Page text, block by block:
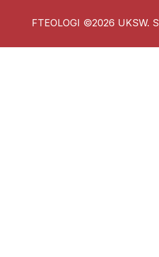
FTEOLOGI ©2026 UKSW.